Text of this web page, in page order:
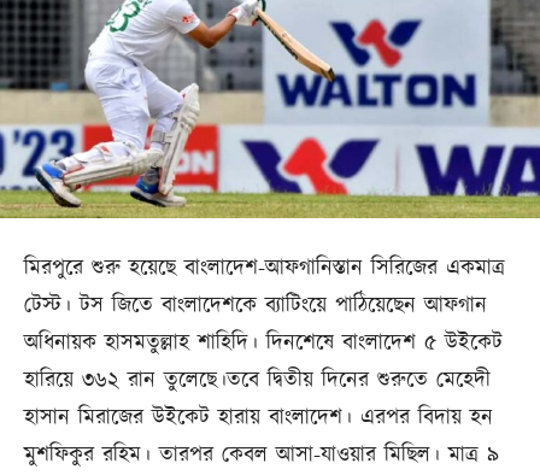
মিরপুরে শুরু হয়েছে বাংলাদেশ-আফগানিস্তান সিরিজের একমাত্র
টেস্ট। টস জিতে বাংলাদেশকে ব্যাটিংয়ে পাঠিয়েছেন আফগান
অধিনায়ক হাসমতুল্লাহ শাহিদি। দিনশেষে বাংলাদেশ ৫ উইকেট
হারিয়ে ৩৬২ রান তুলেছে।তবে দ্বিতীয় দিনের শুরুতে মেহেদী
হাসান মিরাজের উইকেট হারায় বাংলাদেশ। এরপর বিদায় হন
মুশফিকুর রহিম। তারপর কেবল আসা-যাওয়ার মিছিল। মাত্র ৯